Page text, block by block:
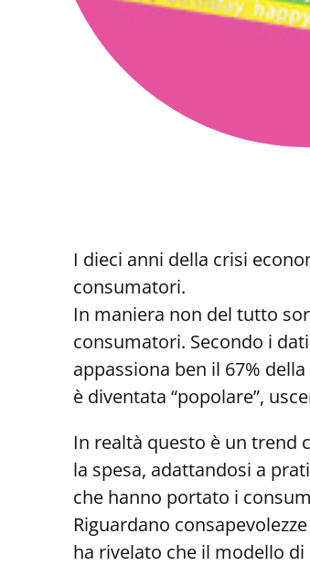
I dieci anni della crisi
consumatori.
In maniera non del tutto
consumatori. Secondo i
appassiona ben il 67%
è diventata “popolare”,
In realtà questo è un trend
la spesa, adattandosi a
che hanno portato i
Riguardano
ha rivelato che il modello